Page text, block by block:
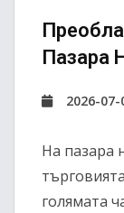
Пазара
2026-07-
На пазара
голямата